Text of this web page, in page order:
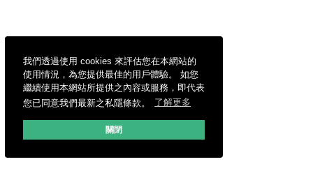
我們透過使用 cookies 來評估您在本網站的
使用情況，為您提供最佳的用戶體驗。 如您
繼續使用本網站所提供之內容或服務，即代表
您已同意我們最新之私隱條款。
了解更多
關閉